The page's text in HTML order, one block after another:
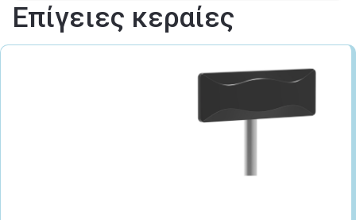
Επίγειες κεραίες